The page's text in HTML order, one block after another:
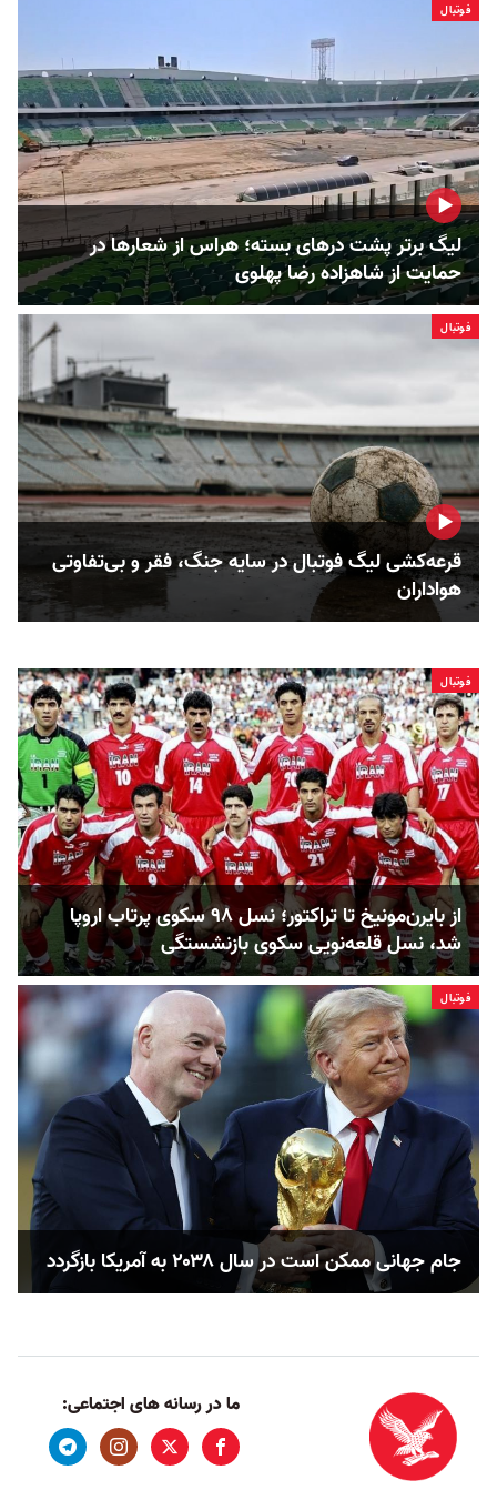
فوتبال
لیگ برتر پشت درهای بسته؛ هراس از شعارها در
حمایت از شاهزاده رضا پهلوی
فوتبال
قرعه‌کشی لیگ فوتبال در سایه جنگ، فقر و بی‌تفاوتی
هواداران
فوتبال
از بایرن‌مونیخ تا تراکتور؛ نسل ۹۸ سکوی پرتاب اروپا
شد، نسل قلعه‌نویی سکوی بازنشستگی
فوتبال
جام جهانی ممکن است در سال ۲۰۳۸ به آمریکا بازگردد
ما در رسانه های اجتماعی: